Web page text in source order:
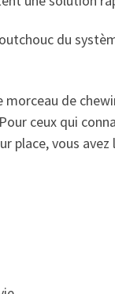
du
morceau de
ceux qui
vous avez